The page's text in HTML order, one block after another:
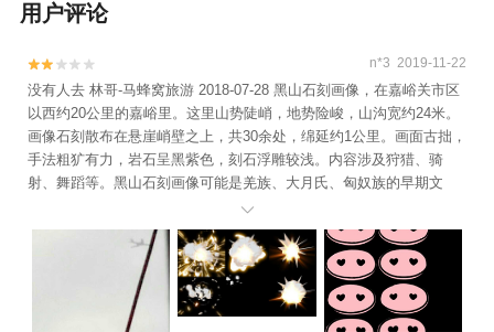
用户评论

 n*3 2019-11-22
没有人去 林哥-马蜂窝旅游 2018-07-28 黑山石刻画像，在嘉峪关市区
以西约20公里的嘉峪里。这里山势陡峭，地势险峻，山沟宽约24米。
画像石刻散布在悬崖峭壁之上，共30余处，绵延约1公里。画面古拙，
手法粗犷有力，岩石呈黑紫色，刻石浮雕较浅。内容涉及狩猎、骑
射、舞蹈等。黑山石刻画像可能是羌族、大月氏、匈奴族的早期文
化。 黑山岩画全称"黑山摩崖浅石刻岩画"，位于嘉峪关市西北约2
0公里处的黑山峡崖壁上，是1972年发现的。经查，共发现有自战国
至明代的岩画5处，共计153幅。甘肃省人民政府于1981年9月10日公
布为省级文物保护单位。 黑山，古称洞庭山，是马鬃山系的一个
小支脉。岩画就分布在石关峡口、四道沟、红柳沟和摩子沟等处，绵
延2公里的黑山峡两侧的峭壁上。黑山岩画距坡底低者半米，最高者在
